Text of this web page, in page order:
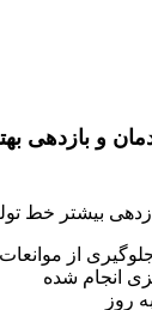
و بازدهی
خط تولید کمک می
از موانعات
انجام شده
روز